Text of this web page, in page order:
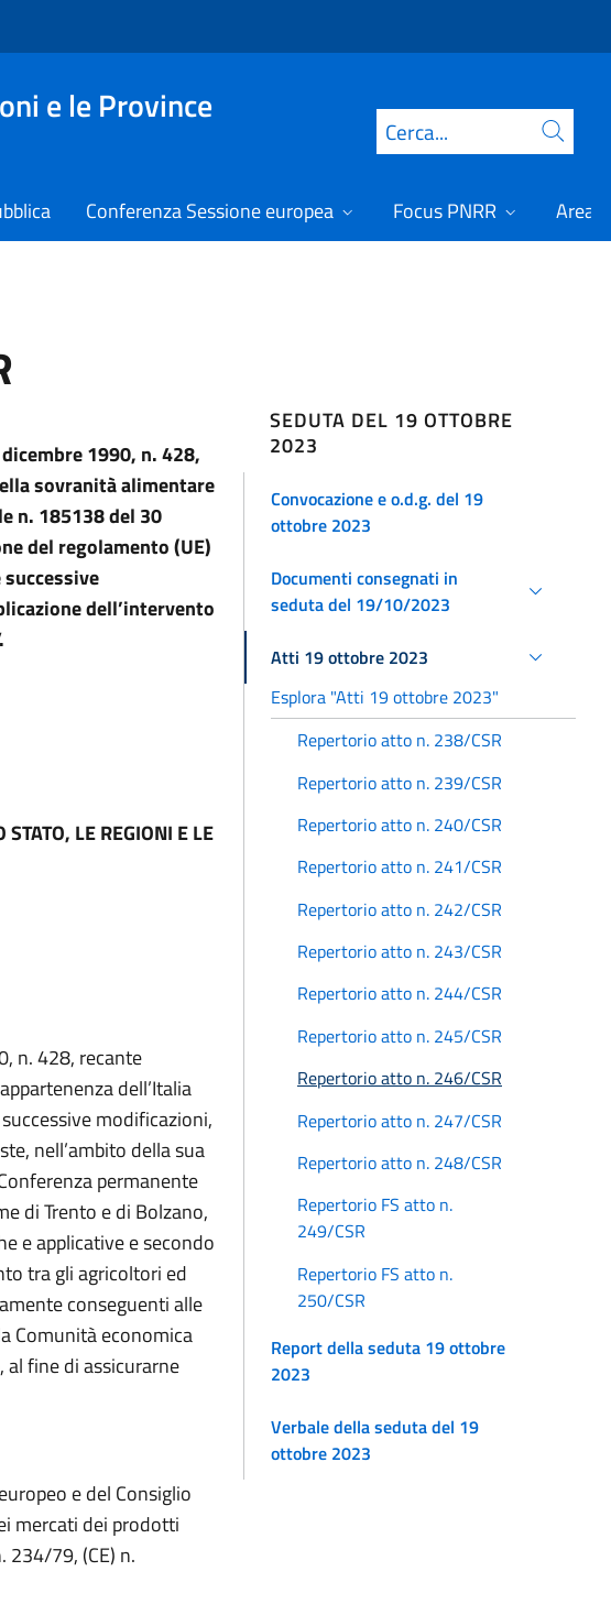
e le Province
Cerca
Conferenza Sessione europea Focus PNRR Area
1990, n. 428,
sovranità alimentare
n. 185138 del 30
del regolamento (UE)
dell’intervento
LE REGIONI E LE
n. 428, recante
dell’Italia
modificazioni,
nell’ambito della sua
permanente
di Trento e di Bolzano,
e applicative e secondo
tra gli agricoltori ed
conseguenti alle
Comunità economica
fine di assicurarne
e del Consiglio
mercati dei prodotti
234/79, (CE) n.
SEDUTA DEL 19 OTTOBRE
2023
Convocazione e o.d.g. del 19
ottobre 2023
Documenti consegnati in
seduta del 19/10/2023
Atti 19 ottobre 2023
Esplora "Atti 19 ottobre 2023"
Repertorio atto n. 238/CSR
Repertorio atto n. 239/CSR
Repertorio atto n. 240/CSR
Repertorio atto n. 241/CSR
Repertorio atto n. 242/CSR
Repertorio atto n. 243/CSR
Repertorio atto n. 244/CSR
Repertorio atto n. 245/CSR
Repertorio atto n. 246/CSR
Repertorio atto n. 247/CSR
Repertorio atto n. 248/CSR
Repertorio FS atto n.
249/CSR
Repertorio FS atto n.
250/CSR
Report della seduta 19 ottobre
2023
Verbale della seduta del 19
ottobre 2023